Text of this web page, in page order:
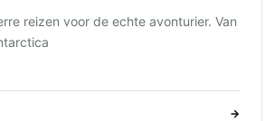
reizen voor de echte avonturier. Van
→